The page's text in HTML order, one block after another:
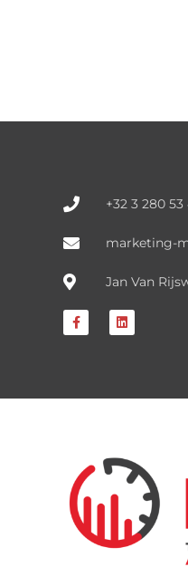
+32 3 280 53
marketing-
Jan Van